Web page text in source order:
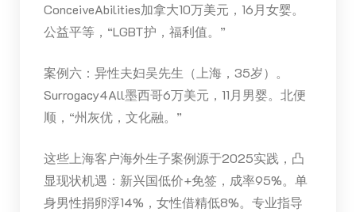
ConceiveAbilities加拿大10万美元，16月女婴。
公益平等，“LGBT护，福利值。”
案例六：异性夫妇吴先生（上海，35岁）。
Surrogacy4All墨西哥6万美元，11月男婴。北便
顺，“州灰优，文化融。”
这些上海客户海外生子案例源于2025实践，凸
显现状机遇：新兴国低价+免签，成率95%。单
身男性捐卵浮14%，女性借精低8%。专业指导